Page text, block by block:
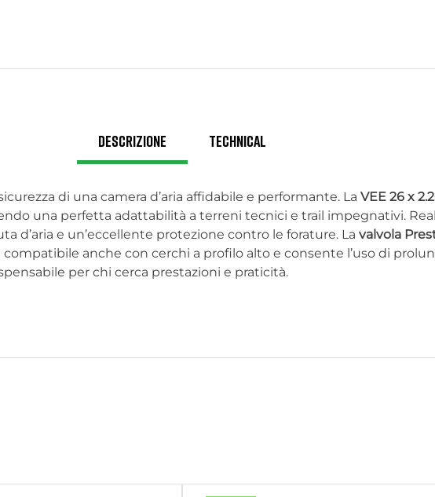
Descrizione Technical
di una camera d’aria affidabile e performante. La VEE 26 x
una perfetta adattabilità a terreni tecnici e trail impegnativi.
d’aria e un’eccellente protezione contro le forature. La valvola
anche con cerchi a profilo alto e consente l’uso di
per chi cerca prestazioni e praticità.